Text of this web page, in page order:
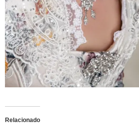
Relacionado